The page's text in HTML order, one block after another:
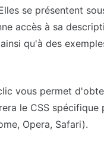
se présentent
accès à sa
qu'à des
vous permet
le CSS
Opera, Safari).